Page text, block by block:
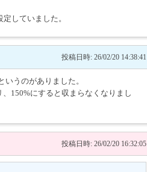
していました。
投稿日時: 26/02/20 14:38:41
うのがありました。
150%にすると収まらなくなりまし
投稿日時: 26/02/20 16:32:05